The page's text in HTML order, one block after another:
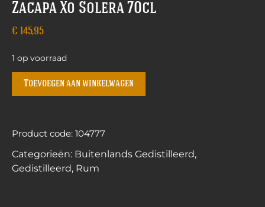
Zacapa Xo Solera 70cl
€ 145,95
1 op voorraad
Toevoegen aan winkelwagen
Product code: 104777
Categorieën: Buitenlands Gedistilleerd,
Gedistilleerd, Rum